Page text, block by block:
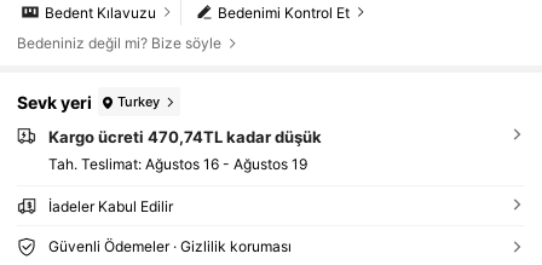
Bedenimi Kontrol Et
Bedent Kılavuzu
Bedeniniz değil mi? Bize söyle
Sevk yeri Turkey
Kargo ücreti 470,74TL kadar düşük
Tah. Teslimat: Ağustos 16 - Ağustos 19
İadeler Kabul Edilir
Güvenli Ödemeler · Gizlilik koruması